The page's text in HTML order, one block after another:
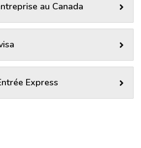
au Canada
Express